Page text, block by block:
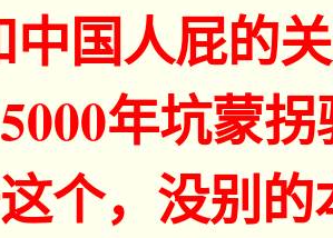
中国人屁的
年坑蒙
个，没别的